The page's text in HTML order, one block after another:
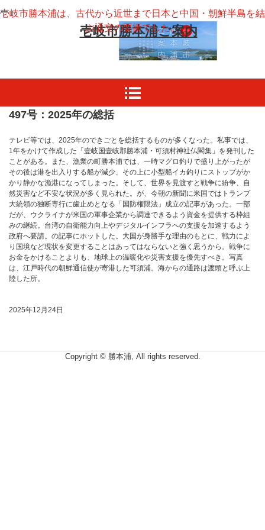
壱岐市勝本浦ご案内
壱岐市勝本浦は、古代から近世まで日本と中国・朝鮮半島を結
ぶ通交の要衝でした。
497号：2025年の総括
テレビ等では、2025年のできごとを総括するものが多くなった。私事では、
1年をかけて作成した「壹岐国壹岐郡勝本浦・可須村神社仏閣集」を発刊した
ことがある。また、漁業の町勝本浦では、一時マグロ釣りで盛り上がったが
その後は港を出入りする船が減少、その上に小型船イカ釣りにストップがか
かり静かな漁港になってしまった。そして、世界を見渡すと戦争に紛争、自
然災害など不安な状況が多く見られた。が、今朝の新聞に米国ではトランプ
大統領の独断専行に歯止めとなる「国防権限法」成立の記事があった。一部
だが、ウクライナが米国の軍事企業から調達できるよう資金を提供する枠組
みの継続。台湾の自衛能力向上やデジタルインフラへの支援を加速するよう
政府へ要請。の記事にホットした。大国が身勝手な理由のもとに、戦力によ
り国境など現状を変更することはあってはならないと強く思うから。戦争に
お金をかけることよりも、地球上の温暖化や災害支援を優先すべき。写真
は、江戸時代の朝鮮通信使が寄港した可須浦。海からの通路は渡頭と呼ぶ上
陸した所。
2025年12月24日
Copyright © 勝本浦, All rights reserved.